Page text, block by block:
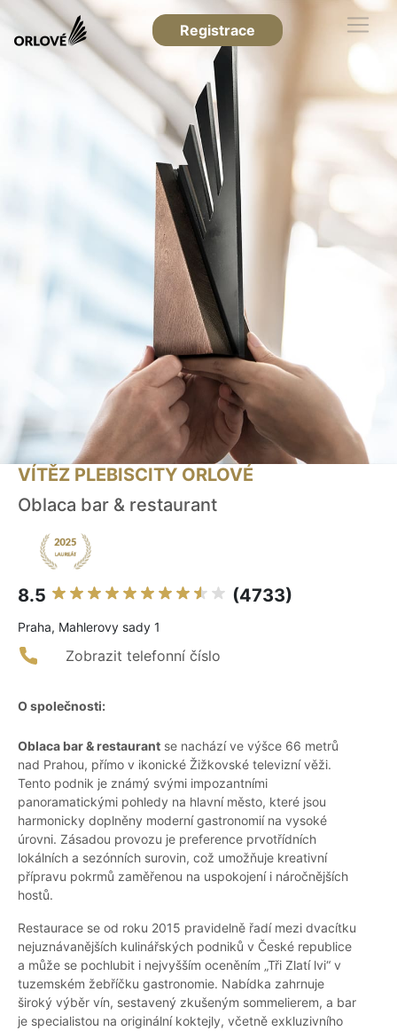
Registrace
VÍTĚZ PLEBISCITY ORLOVÉ
Oblaca bar & restaurant
8.5 (4733)
Praha, Mahlerovy sady 1
Zobrazit telefonní číslo
O společnosti:
Oblaca bar & restaurant se nachází ve výšce 66 metrů
nad Prahou, přímo v ikonické Žižkovské televizní věži.
Tento podnik je známý svými impozantními
panoramatickými pohledy na hlavní město, které jsou
harmonicky doplněny moderní gastronomií na vysoké
úrovni. Zásadou provozu je preference prvotřídních
lokálních a sezónních surovin, což umožňuje kreativní
přípravu pokrmů zaměřenou na uspokojení i náročnějších
hostů.
Restaurace se od roku 2015 pravidelně řadí mezi dvacítku
nejuznávanějších kulinářských podniků v České republice
a může se pochlubit i nejvyšším oceněním „Tři Zlatí lvi“ v
tuzemském žebříčku gastronomie. Nabídka zahrnuje
široký výběr vín, sestavený zkušeným sommelierem, a bar
je specialistou na originální koktejly, včetně exkluzivního